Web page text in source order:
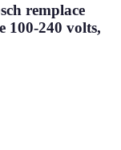
remplace
100-240 volts,